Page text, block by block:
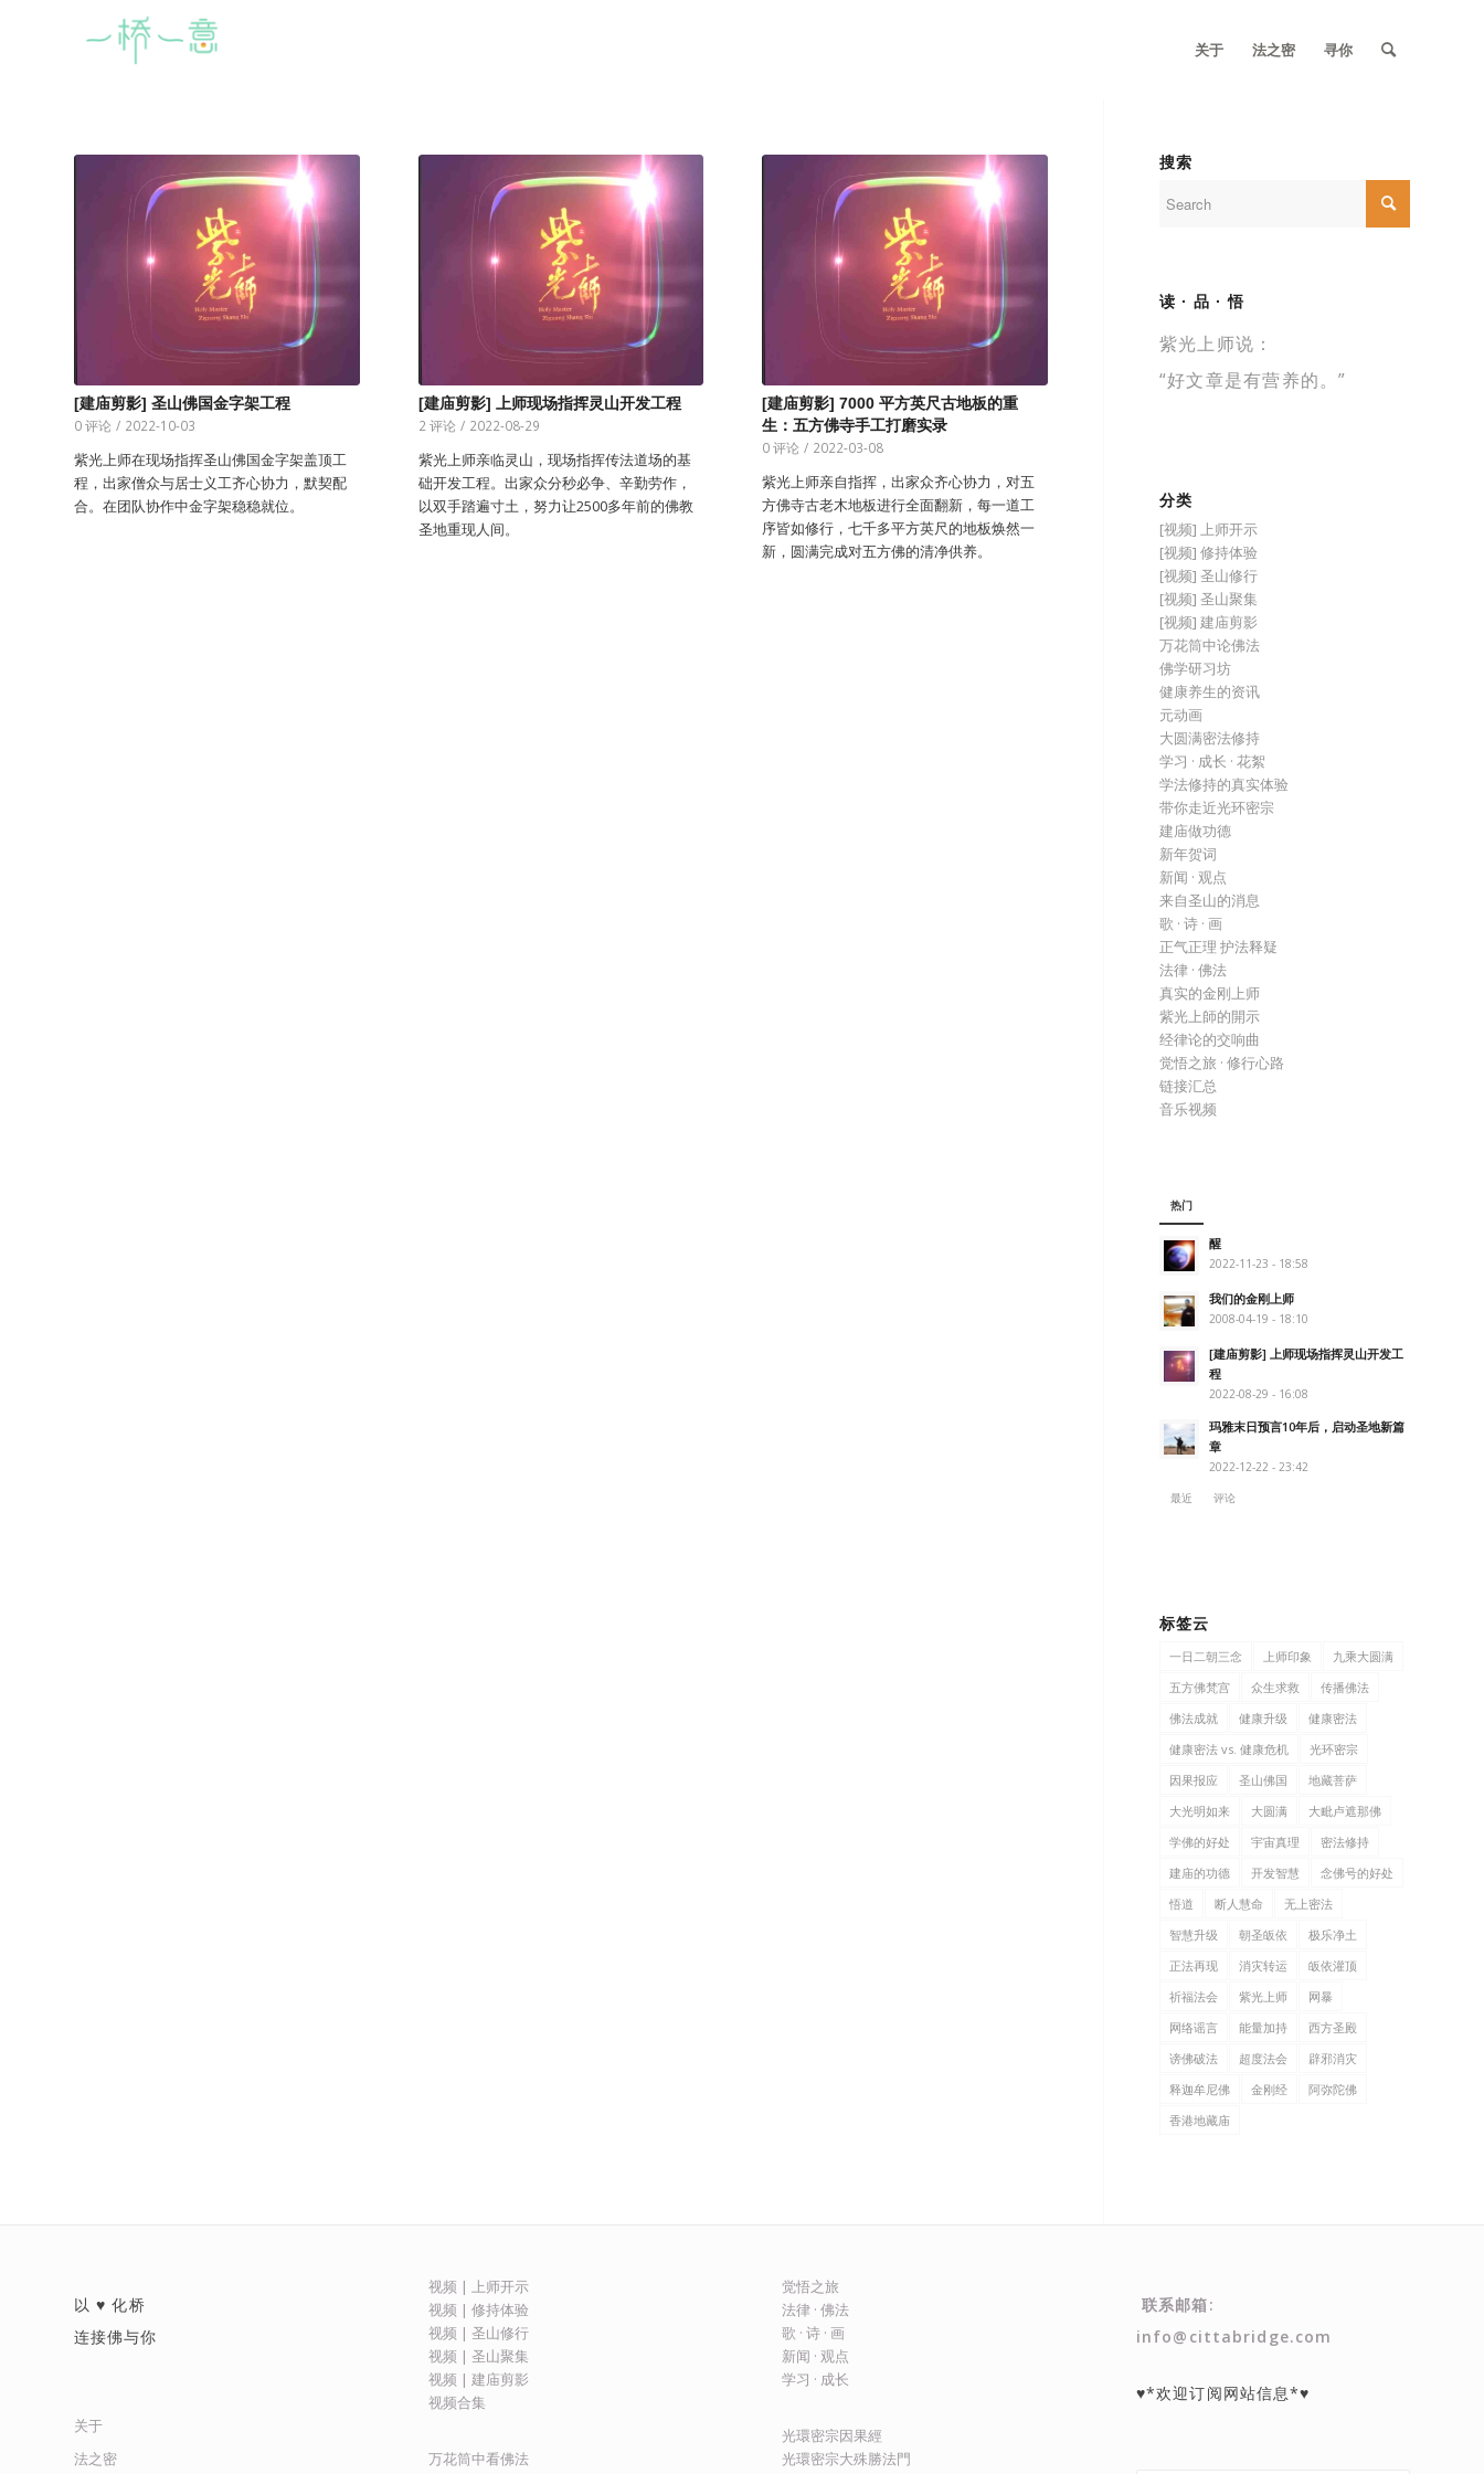
关于 法之密 寻你
[建庙剪影] 圣山佛国金字架工程
0 评论 / 2022-10-03
紫光上师在现场指挥圣山佛国金字架盖顶工
程，出家僧众与居士义工齐心协力，默契配
合。在团队协作中金字架稳稳就位。
[建庙剪影] 上师现场指挥灵山开发工程
2 评论 / 2022-08-29
紫光上师亲临灵山，现场指挥传法道场的基
础开发工程。出家众分秒必争、辛勤劳作，
以双手踏遍寸土，努力让2500多年前的佛教
圣地重现人间。
[建庙剪影] 7000 平方英尺古地板的重
生：五方佛寺手工打磨实录
0 评论 / 2022-03-08
紫光上师亲自指挥，出家众齐心协力，对五
方佛寺古老木地板进行全面翻新，每一道工
序皆如修行，七千多平方英尺的地板焕然一
新，圆满完成对五方佛的清净供养。
搜索
读 · 品 · 悟
紫光上师说：
“好文章是有营养的。”
分类
[视频] 上师开示
[视频] 修持体验
[视频] 圣山修行
[视频] 圣山聚集
[视频] 建庙剪影
万花筒中论佛法
佛学研习坊
健康养生的资讯
元动画
大圆满密法修持
学习 · 成长 · 花絮
学法修持的真实体验
带你走近光环密宗
建庙做功德
新年贺词
新闻 · 观点
来自圣山的消息
歌 · 诗 · 画
正气正理 护法释疑
法律 · 佛法
真实的金刚上师
紫光上師的開示
经律论的交响曲
觉悟之旅 · 修行心路
链接汇总
音乐视频
热门
醒
2022-11-23 - 18:58
我们的金刚上师
2008-04-19 - 18:10
[建庙剪影] 上师现场指挥灵山开发工
程
2022-08-29 - 16:08
玛雅末日预言10年后，启动圣地新篇
章
2022-12-22 - 23:42
最近
评论
标签云
一日二朝三念 上师印象
九乘大圆满
五方佛梵宫
众生求救
传播佛法
佛法成就
健康升级
健康密法
健康密法 vs. 健康危机
光环密宗
因果报应
圣山佛国
地藏菩萨
大光明如来
大圆满
大毗卢遮那佛
学佛的好处
宇宙真理
密法修持
建庙的功德
开发智慧
念佛号的好处
悟道
断人慧命
无上密法
智慧升级
朝圣皈依
极乐净土
正法再现
消灾转运
皈依灌顶
祈福法会
紫光上师
网暴
网络谣言
能量加持
西方圣殿
谤佛破法
超度法会
辟邪消灾
释迦牟尼佛
金刚经
阿弥陀佛
香港地藏庙
以 ♥ 化桥
连接佛与你
关于
法之密
视频 | 上师开示
视频 | 修持体验
视频 | 圣山修行
视频 | 圣山聚集
视频 | 建庙剪影
视频合集
万花筒中看佛法
觉悟之旅
法律 · 佛法
歌 · 诗 · 画
新闻 · 观点
学习 · 成长
光環密宗因果經
光環密宗大殊勝法門
联系邮箱:
info@cittabridge.com
♥*欢迎订阅网站信息*♥